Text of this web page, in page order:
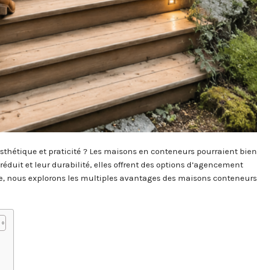
et praticité ? Les maisons en conteneurs pourraient bien
et leur durabilité, elles offrent des options d’agencement
nous explorons les multiples avantages des maisons conteneurs